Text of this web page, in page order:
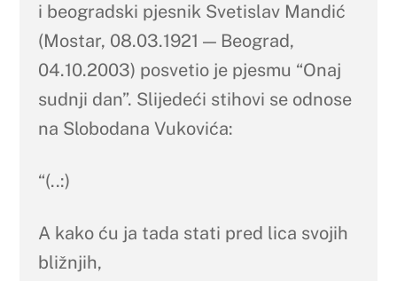
i beogradski pjesnik Svetislav Mandić
(Mostar, 08.03.1921 — Beograd,
04.10.2003) posvetio je pjesmu “Onaj
sudnji dan”. Slijedeći stihovi se odnose
na Slobodana Vukovića:
“(..:)
A kako ću ja tada stati pred lica svojih
bližnjih,